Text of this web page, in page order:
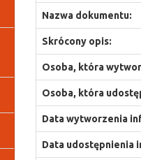
Nazwa dokumentu:
Skrócony opis:
Osoba, która
Osoba, która
Data wytworzenia
Data udostępnienia